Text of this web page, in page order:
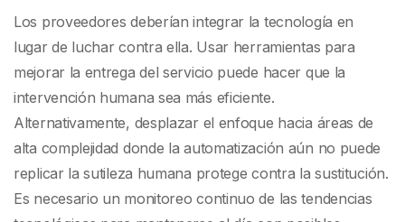
Los proveedores deberían integrar la tecnología en
lugar de luchar contra ella. Usar herramientas para
mejorar la entrega del servicio puede hacer que la
intervención humana sea más eficiente.
Alternativamente, desplazar el enfoque hacia áreas de
alta complejidad donde la automatización aún no puede
replicar la sutileza humana protege contra la sustitución.
Es necesario un monitoreo continuo de las tendencias